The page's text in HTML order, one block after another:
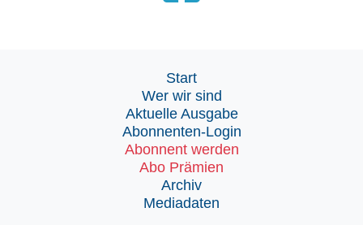
Start
Wer wir sind
Aktuelle Ausgabe
Abonnenten-Login
Abonnent werden
Abo Prämien
Archiv
Mediadaten